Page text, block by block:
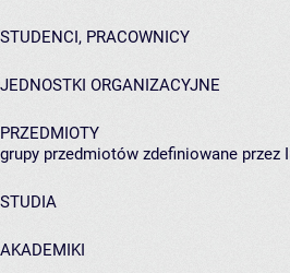
STUDENCI, PRACOWNICY
JEDNOSTKI ORGANIZACYJNE
PRZEDMIOTY
grupy przedmiotów zdefiniowane przez
STUDIA
AKADEMIKI